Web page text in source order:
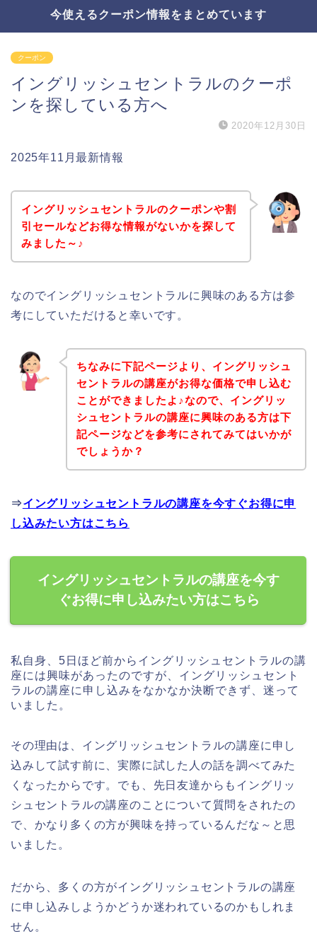
今使えるクーポン情報をまとめています
クーポン
イングリッシュセントラルのクーポ
ンを探している方へ
2020年12月30日
2025年11月最新情報
イングリッシュセントラルのクーポンや割
引セールなどお得な情報がないかを探して
みました～♪
なのでイングリッシュセントラルに興味のある方は参
考にしていただけると幸いです。
ちなみに下記ページより、イングリッシュ
セントラルの講座がお得な価格で申し込む
ことができましたよ♪なので、イングリッ
シュセントラルの講座に興味のある方は下
記ページなどを参考にされてみてはいかが
でしょうか？
⇒イングリッシュセントラルの講座を今すぐお得に申
し込みたい方はこちら
イングリッシュセントラルの講座を今す
ぐお得に申し込みたい方はこちら
私自身、5日ほど前からイングリッシュセントラルの講
座には興味があったのですが、イングリッシュセント
ラルの講座に申し込みをなかなか決断できず、迷って
いました。
その理由は、イングリッシュセントラルの講座に申し
込みして試す前に、実際に試した人の話を調べてみた
くなったからです。でも、先日友達からもイングリッ
シュセントラルの講座のことについて質問をされたの
で、かなり多くの方が興味を持っているんだな～と思
いました。
だから、多くの方がイングリッシュセントラルの講座
に申し込みしようかどうか迷われているのかもしれま
せん。